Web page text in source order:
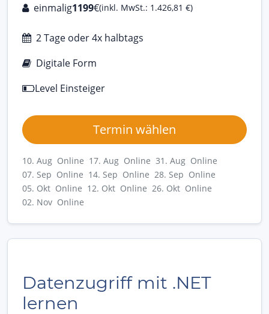
einmalig1199€(inkl. MwSt.: 1.426,81 €)
2 Tage oder 4x halbtags
Digitale Form
Level Einsteiger
Termin wählen
10. Aug Online 17. Aug Online 31. Aug Online
07. Sep Online 14. Sep Online 28. Sep Online
05. Okt Online 12. Okt Online 26. Okt Online
02. Nov Online
Datenzugriff mit .NET
lernen